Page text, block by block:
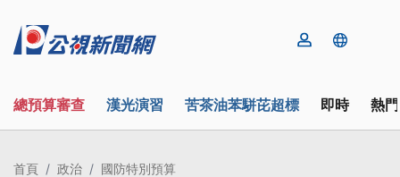
總預算審查 漢光演習 苦茶油苯駢芘超標 即時 熱
首頁 政治 國防特別預算